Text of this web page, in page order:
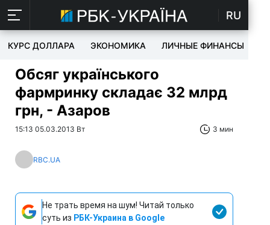
RU
КУРС ДОЛЛАРА ЭКОНОМИКА ЛИЧНЫЕ ФИНАНСЫ
Обсяг українського
фармринку складає 32 млрд
грн, - Азаров
15:13 05.03.2013 Вт 3 мин
RBC.UA
Не трать время на шум! Читай только
суть из РБК-Украина в Google